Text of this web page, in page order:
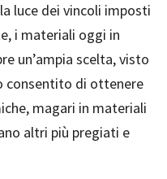
luce dei vincoli imposti
i materiali oggi in
un’ampia scelta, visto
consentito di ottenere
magari in materiali
altri più pregiati e